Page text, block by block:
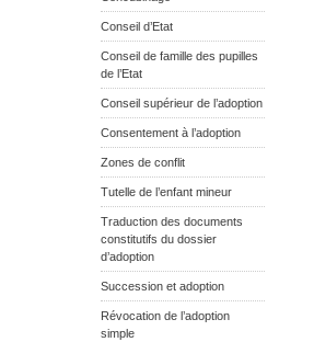
Conseil d’Etat
Conseil de famille des pupilles
de l’Etat
Conseil supérieur de l’adoption
Consentement à l’adoption
Zones de conflit
Tutelle de l’enfant mineur
Traduction des documents
constitutifs du dossier
d’adoption
Succession et adoption
Révocation de l’adoption
simple